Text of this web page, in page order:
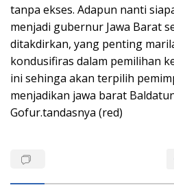
tanpa ekses. Adapun nanti
menjadi gubernur Jawa Barat
ditakdirkan, yang penting
kondusifiras dalam pemilihan
ini sehinga akan terpilih
menjadikan jawa barat
Gofur.tandasnya (red)